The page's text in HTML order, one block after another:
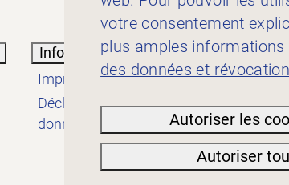
Informations
Impressum
Déclaration de protection des
données
votre consentement
plus amples informations
des données et révocation
Autoriser les
Autoriser